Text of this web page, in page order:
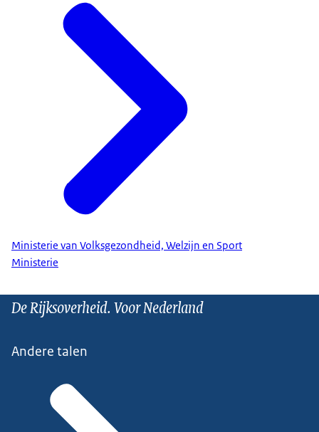
Ministerie van Volksgezondheid, Welzijn en Sport
Ministerie
De Rijksoverheid. Voor Nederland
Andere talen